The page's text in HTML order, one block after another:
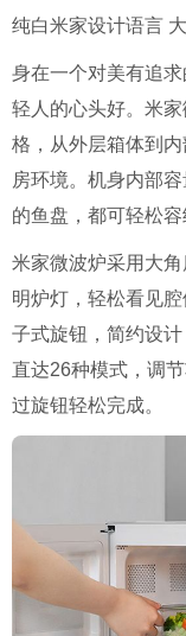
纯白米家设计语言
身在一个对美有追
轻人的心头好。米
格，从外层箱体到
房环境。机身内部
的鱼盘，都可轻松
米家微波炉采用大
明炉灯，轻松看见腔
子式旋钮，简约设
直达26种模式，调
过旋钮轻松完成。